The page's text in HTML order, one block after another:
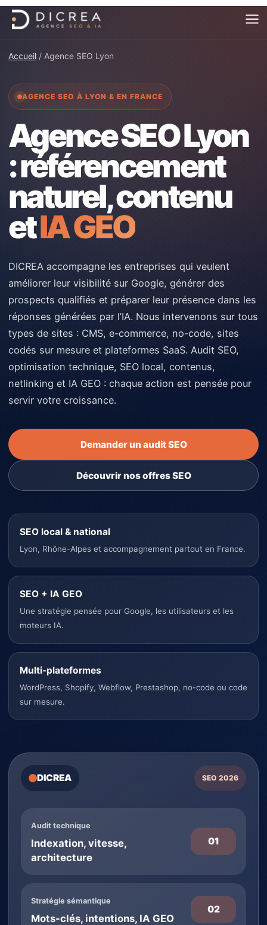
Aller
Accueil / Agence SEO Lyon
AGENCE SEO À LYON & EN FRANCE
Agence SEO Lyon
: référencement
naturel, contenu
etIA GEO
DICREA accompagne les entreprises qui veulent
améliorer leur visibilité sur Google, générer des
prospects qualifiés et préparer leur présence dans les
réponses générées par l’IA. Nous intervenons sur tous
types de sites : CMS, e-commerce, no-code, sites
codés sur mesure et plateformes SaaS. Audit SEO,
optimisation technique, SEO local, contenus,
netlinking et IA GEO : chaque action est pensée pour
servir votre croissance.
Demander un audit SEO
Découvrir nos offres SEO
SEO local & national
Lyon, Rhône-Alpes et accompagnement partout en France.
SEO + IA GEO
Une stratégie pensée pour Google, les utilisateurs et les
moteurs IA.
Multi-plateformes
WordPress, Shopify, Webflow, Prestashop, no-code ou code
sur mesure.
DICREA SEO 2026
Audit technique
Indexation, vitesse,
architecture
01
Stratégie sémantique
Mots-clés, intentions, IA GEO
02